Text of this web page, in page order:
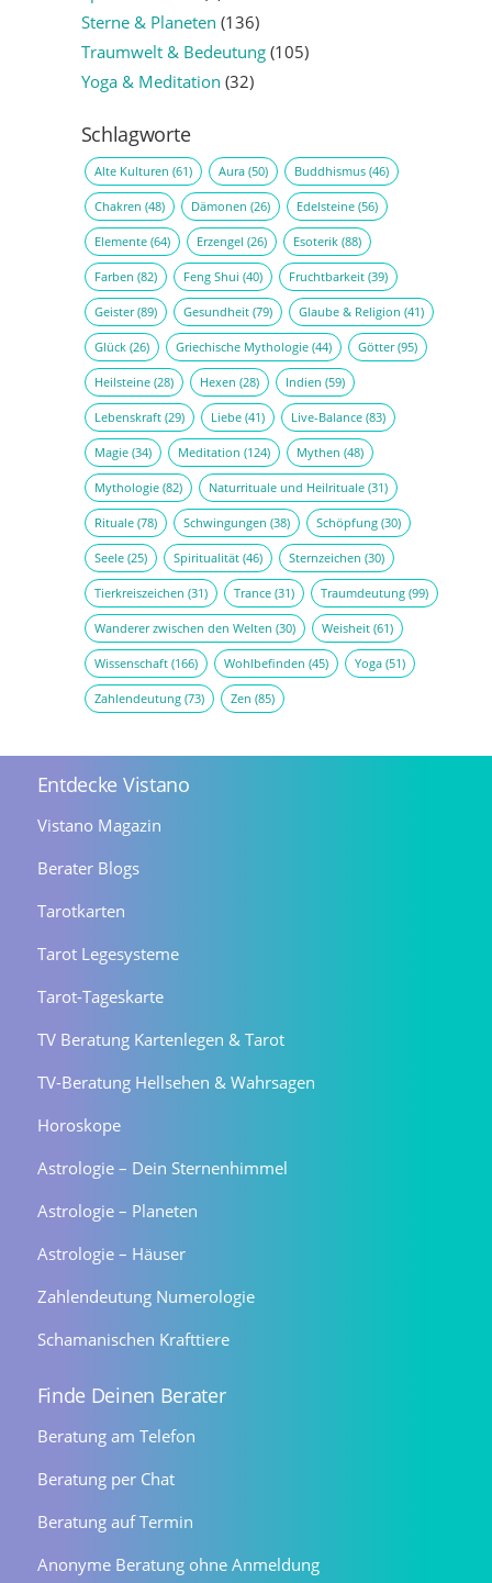
Sterne & Planeten (136)
Traumwelt & Bedeutung(105)
Yoga & Meditation (32)
Schlagworte
Alte Kulturen (61) Aura(50) Buddhismus(46)
Chakren (48) Dämonen (26) Edelsteine(56)
Elemente(64) Erzengel (26) Esoterik(88)
Farben (82) Feng Shui (40) Fruchtbarkeit(39)
Geister(89) Gesundheit(79) Glaube & Religion (41)
Glück(26) Griechische Mythologie(44) Götter(95)
Heilsteine(28) Hexen (28) Indien (59)
Lebenskraft(29) Liebe(41) Live-Balance(83)
Magie(34) Meditation (124) Mythen (48)
Mythologie(82) Naturrituale und Heilrituale(31)
Rituale(78) Schwingungen (38) Schöpfung(30)
Seele(25) Spiritualität(46) Sternzeichen (30)
Tierkreiszeichen (31) Trance(31) Traumdeutung(99)
Wanderer zwischen den Welten (30) Weisheit(61)
Wissenschaft(166) Wohlbefinden (45) Yoga(51)
Zahlendeutung(73) Zen (85)
Entdecke Vistano
Vistano Magazin
Berater Blogs
Tarotkarten
Tarot Legesysteme
Tarot-Tageskarte
TV Beratung Kartenlegen & Tarot
TV-Beratung Hellsehen & Wahrsagen
Horoskope
Astrologie – Dein Sternenhimmel
Astrologie – Planeten
Astrologie – Häuser
Zahlendeutung Numerologie
Schamanischen Krafttiere
Finde Deinen Berater
Beratung am Telefon
Beratung per Chat
Beratung auf Termin
Anonyme Beratung ohne Anmeldung